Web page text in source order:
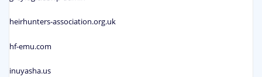
heirhunters-association.org.uk
hf-emu.com
inuyasha.us